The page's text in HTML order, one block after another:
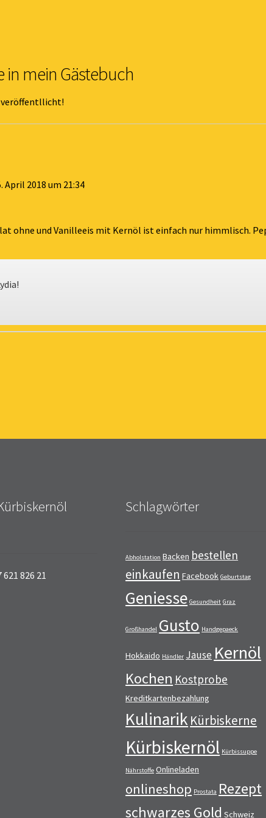
in mein Gästebuch
veröffentllicht!
April 2018 um 21:34
ohne und Vanilleeis mit Kernöl ist einfach nur himmlisch.
621 826 21
Schlagwörter
Abholstation Backen bestellen
einkaufen Facebook Geburtstag
Geniesse Gesundheit Graz
Großhandel Gusto Handgepaeck
Hokkaido Händler Jause Kernöl
Kochen Kostprobe
Kreditkartenbezahlung
Kulinarik Kürbiskerne
Kürbiskernöl Kürbissuppe
Nährstoffe Onlineladen
onlineshop Prostata Rezept
schwarzes Gold Schweiz